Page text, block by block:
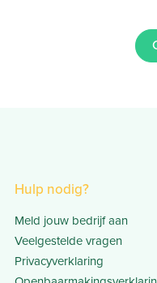
Hulp nodig?
Meld jouw bedrijf aan
Veelgestelde vragen
Privacyverklaring